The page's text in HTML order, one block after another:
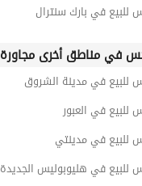
للبيع في بارك سنترال
في مناطق أخرى مجاورة
للبيع في مدينة الشروق
للبيع في العبور
للبيع في مدينتي
للبيع في هليوبوليس الجديدة